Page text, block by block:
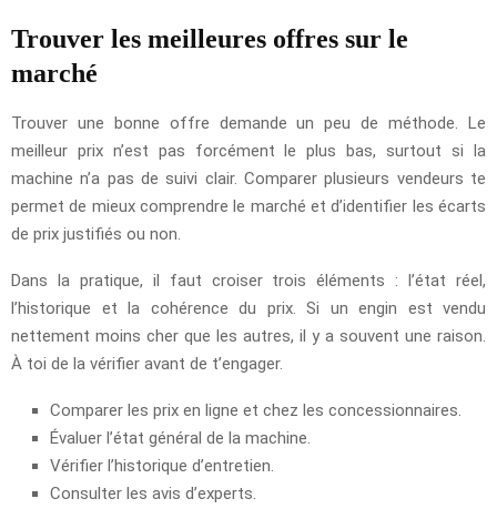
Trouver les meilleures offres sur le
marché
Trouver une bonne offre demande un peu de méthode. Le
meilleur prix n’est pas forcément le plus bas, surtout si la
machine n’a pas de suivi clair. Comparer plusieurs vendeurs te
permet de mieux comprendre le marché et d’identifier les écarts
de prix justifiés ou non.
Dans la pratique, il faut croiser trois éléments : l’état réel,
l’historique et la cohérence du prix. Si un engin est vendu
nettement moins cher que les autres, il y a souvent une raison.
À toi de la vérifier avant de t’engager.
Comparer les prix en ligne et chez les concessionnaires.
Évaluer l’état général de la machine.
Vérifier l’historique d’entretien.
Consulter les avis d’experts.